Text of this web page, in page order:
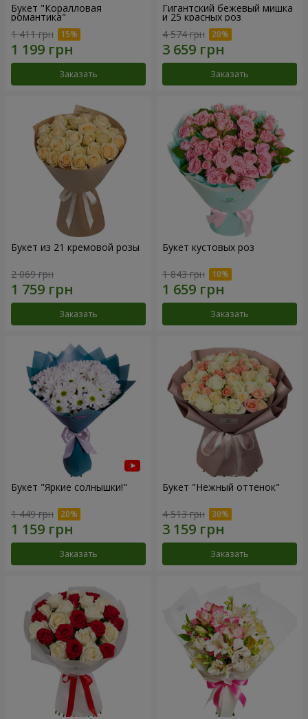
Букет "Коралловая
романтика"
1 411 грн
Заказать
Гигантский бежевый мишка
и 25 красных роз
4 574 грн
Заказать
Букет из 21 кремовой розы
2 069 грн
Заказать
Букет кустовых роз
1 843 грн
Заказать
Букет "Яркие солнышки!"
1 449 грн
Заказать
Букет "Нежный оттенок"
4 513 грн
Заказать